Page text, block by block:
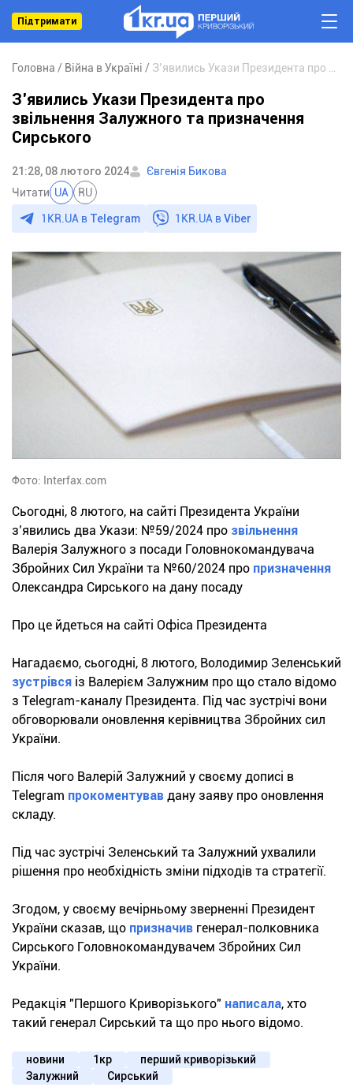
Підтримати
Головна Війна в Україні
З’явились Укази Президента про
звільнення Залужного та призначення
Сирського
21:28, 08 лютого 2024
Євгенія Бикова
Читати UA RU
1KR.UA в Telegram 1KR.UA вViber
Фото: Interfax.com
Сьогодні, 8 лютого, на сайті Президента України
з’явились два Укази: №59/2024 про звільнення
Валерія Залужного з посади Головнокомандувача
Збройних Сил України та №60/2024 про призначення
Олександра Сирського на дану посаду
Про це йдеться на сайті Офіса Президента
Нагадаємо, сьогодні, 8 лютого, Володимир Зеленський
зустрівся із Валерієм Залужним про що стало відомо
з Telegram-каналу Президента. Під час зустрічі вони
обговорювали оновлення керівництва Збройних сил
України.
Після чого Валерій Залужний у своєму дописі в
Telegram прокоментував дану заяву про оновлення
складу.
Під час зустрічі Зеленський та Залужний ухвалили
рішення про необхідність зміни підходів та стратегії.
Згодом, у своєму вечірньому зверненні Президент
України сказав, що призначив генерал-полковника
Сирського Головнокомандувачем Збройних Сил
України.
Редакція "Першого Криворізького" написала, хто
такий генерал Сирський та що про нього відомо.
новини 1кр
перший криворізький
Залужний
Сирський